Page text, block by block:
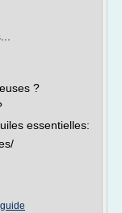
?
essentielles:
guide